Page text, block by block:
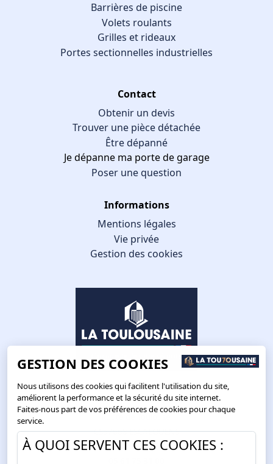
Barrières de piscine
Volets roulants
Grilles et rideaux
Portes sectionnelles industrielles
Contact
Obtenir un devis
Trouver une pièce détachée
Être dépanné
Je dépanne ma porte de garage
Poser une question
Informations
Mentions légales
Vie privée
Gestion des cookies
Route de Toulouse
CS57668 ESCALQUENS
31676 LABÈGE CEDEX
GESTION DES COOKIES
Nous utilisons des cookies qui facilitent l'utilisation du site,
améliorent la performance et la sécurité du site internet.
Faites-nous part de vos préférences de cookies pour chaque
service.
À QUOI SERVENT CES COOKIES :